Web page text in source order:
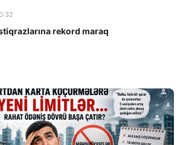
rekord maraq